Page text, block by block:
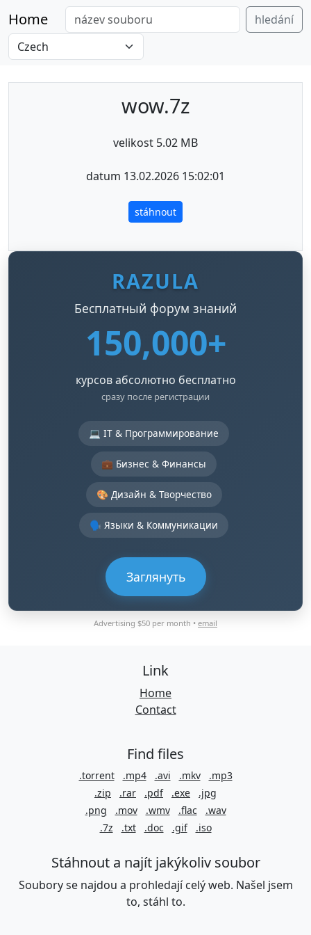
Home hledání
wow.7z
velikost 5.02 MB
datum 13.02.2026 15:02:01
stáhnout
RAZULA
Бесплатный форум знаний
150,000+
курсов абсолютно бесплатно
сразу после регистрации
💻 IT & Программирование
💼 Бизнес & Финансы
🎨 Дизайн & Творчество
🗣️ Языки & Коммуникации
Заглянуть
Advertising $50 per month • email
Link
Home
Contact
Find files
.torrent .mp4 .avi .mkv
.mp3
.zip
.rar .pdf .exe
.jpg
.png
.mov .wmv .flac
.wav
.7z
.txt .doc .gif .iso
Stáhnout a najít jakýkoliv soubor
Soubory se najdou a prohledají celý web. Našel jsem
to, stáhl to.